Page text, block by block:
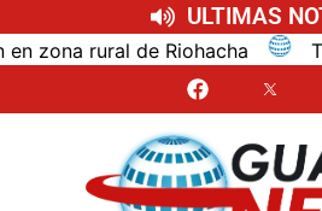
ULTIMAS
rural de Riohacha